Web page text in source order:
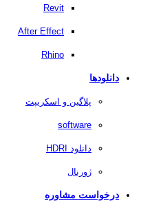
Revit
After Effect
Rhino
دانلودها
پلاگین و اسکریپت
software
دانلود HDRI
ژورنال
درخواست مشاوره